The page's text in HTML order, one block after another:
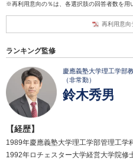
※再利用意向の％は、各選択肢の回答者数を用
再利用意向
ランキング監修
慶應義塾大学理工学部
（非常勤）
鈴木秀男
【経歴】
1989年慶應義塾大学理工学部管理工学
1992年ロチェスター大学経営大学院修